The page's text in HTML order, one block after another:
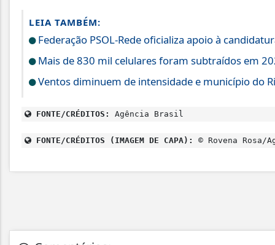
LEIA TAMBÉM:
Federação PSOL-Rede oficializa apoio à
Mais de 830 mil celulares foram subtraídos em
Ventos diminuem de intensidade e município do
FONTE/CRÉDITOS: Agência Brasil
FONTE/CRÉDITOS (IMAGEM DE CAPA): © Rovena Rosa/